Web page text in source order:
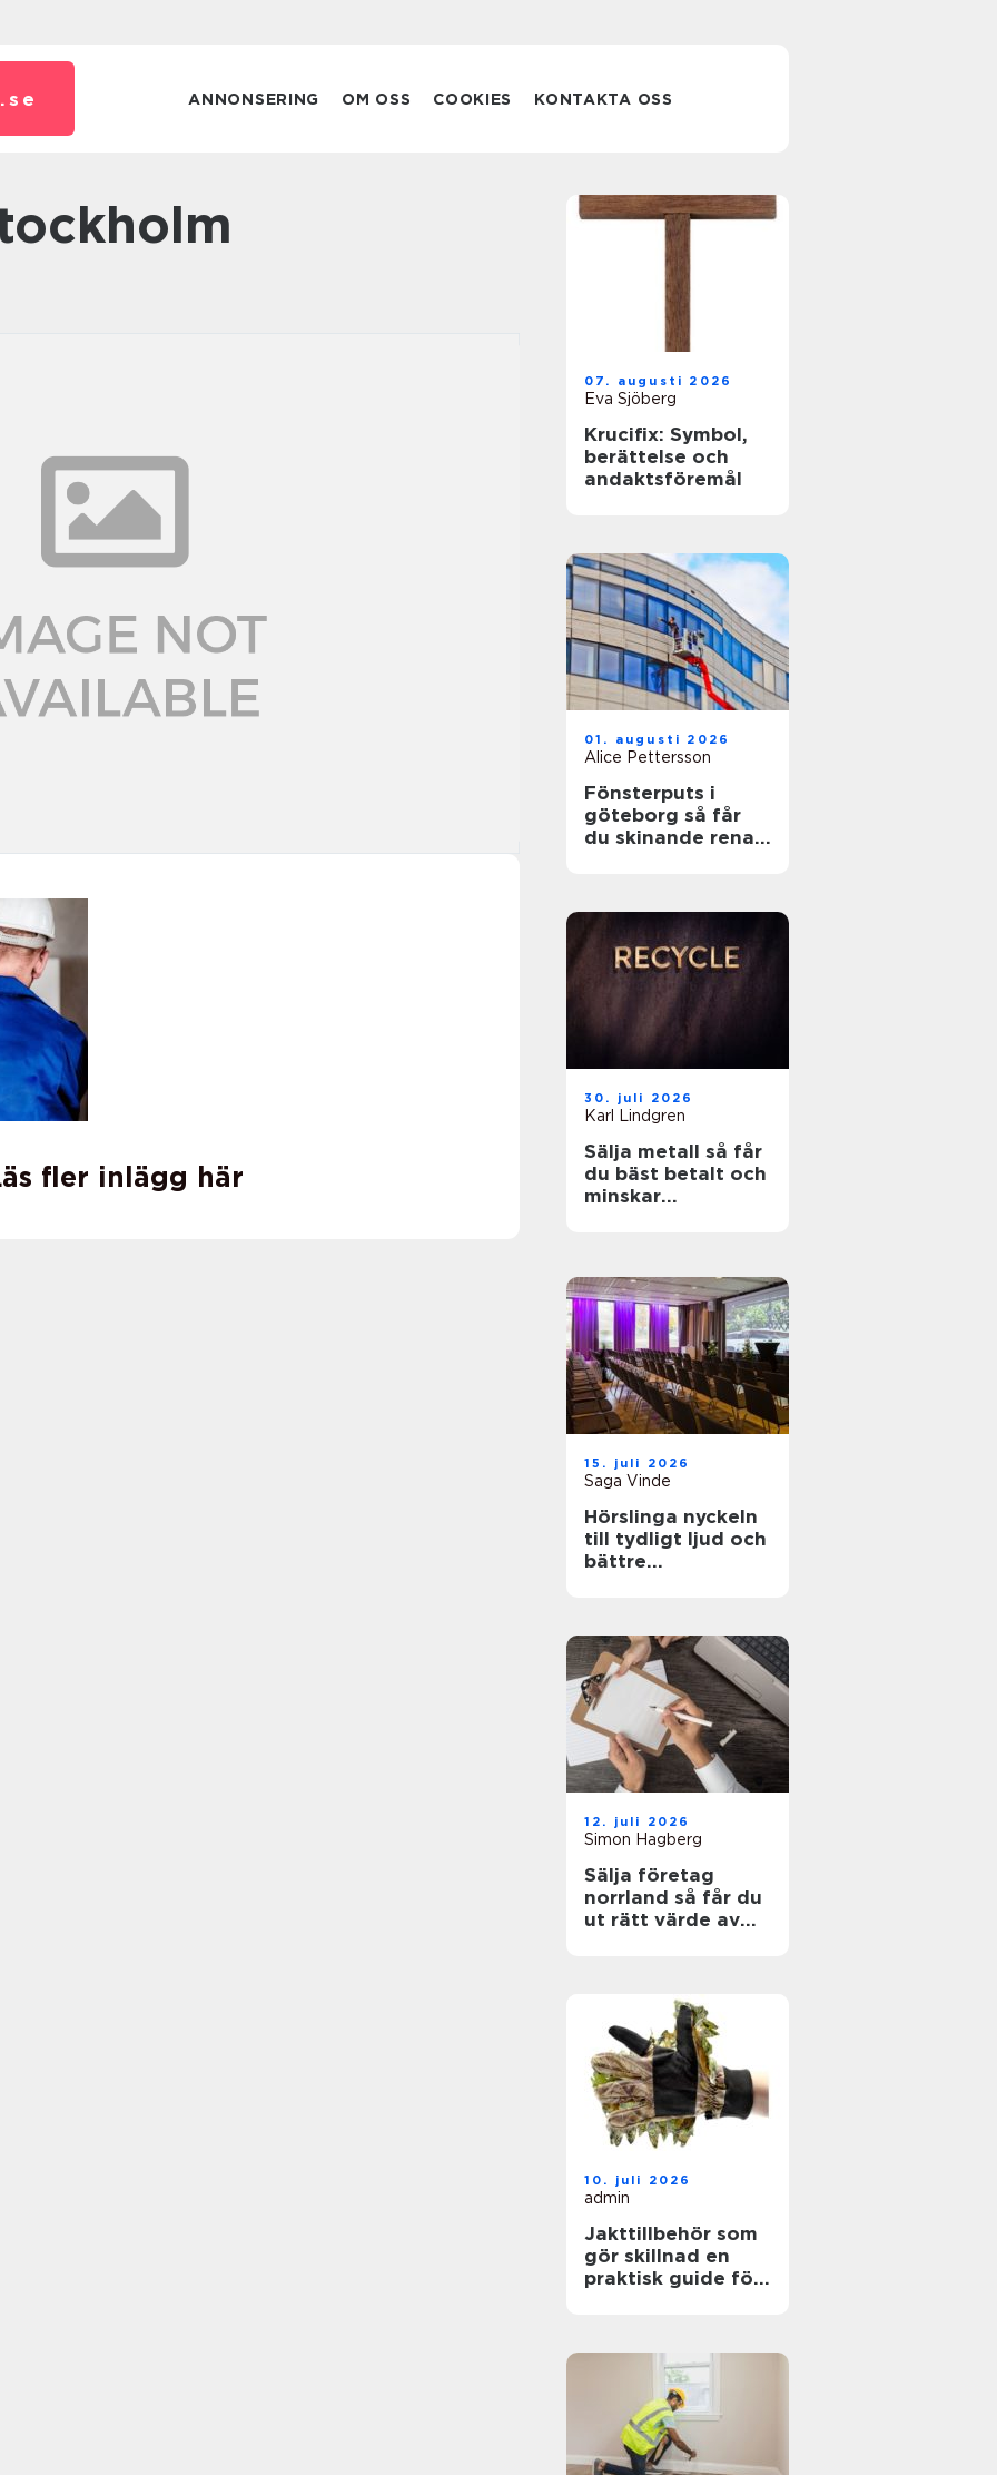
se ANNONSERING OM OSS COOKIES KONTAKTA OSS
fler inlägg här
07. augusti 2026
Eva Sjöberg
Krucifix: Symbol,
berättelse och
andaktsföremål
01. augusti 2026
Alice Pettersson
Fönsterputs i
göteborg så får
du skinande rena
30. juli 2026
Karl Lindgren
Sälja metall så får
du bäst betalt och
minskar
15. juli 2026
Saga Vinde
Hörslinga nyckeln
till tydligt ljud och
bättre
12. juli 2026
Simon Hagberg
Sälja företag
norrland så får du
ut rätt värde av
10. juli 2026
admin
Jakttillbehör som
gör skillnad en
praktisk guide för